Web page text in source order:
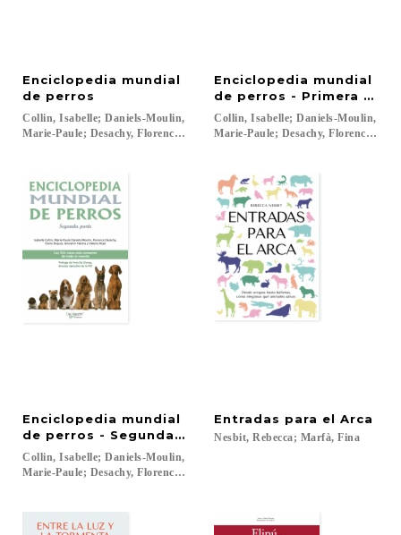
Enciclopedia mundial
de perros
Collin, Isabelle; Daniels-Moulin,
Marie-Paule; Desachy, Florence; Dupuis, Claire...
Enciclopedia mundial
de perros - Primera
Collin, Isabelle; Daniels-Moulin,
Marie-Paule; Desachy, Florence;
Enciclopedia mundial
de perros - Segunda parte
Collin, Isabelle; Daniels-Moulin,
Marie-Paule; Desachy, Florence; Dupuis, Claire...
Entradas para el Arca
Nesbit, Rebecca; Marfà, Fina